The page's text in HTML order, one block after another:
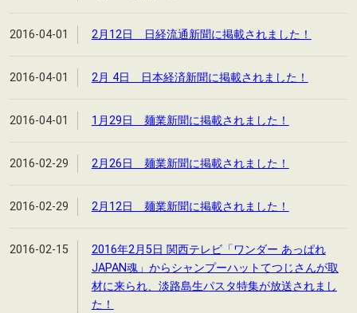
2016-04-01 2月12日 日経流通新聞に掲載されました！
2016-04-01 2月 4日 日本経済新聞に掲載されました！
2016-04-01 1月29日 麺業新聞に掲載されました！
2016-02-29 2月26日 麺業新聞に掲載されました！
2016-02-29 2月12日 麺業新聞に掲載されました！
2016-02-15
2016年2月5日 関西テレビ「ワンダー あっぱれ
JAPAN魂」からシャンプーハットてつじさんが取
材に来られ、淡路島生パスタ特集が放送されまし
た！